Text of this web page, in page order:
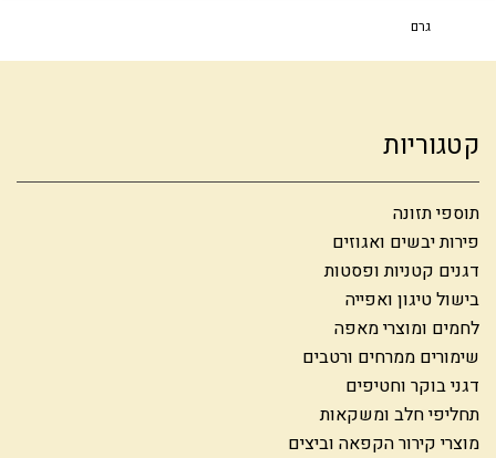
גרם
קטגוריות
תוספי תזונה
פירות יבשים ואגוזים
דגנים קטניות ופסטות
בישול טיגון ואפייה
לחמים ומוצרי מאפה
שימורים ממרחים ורטבים
דגני בוקר וחטיפים
תחליפי חלב ומשקאות
מוצרי קירור הקפאה וביצים